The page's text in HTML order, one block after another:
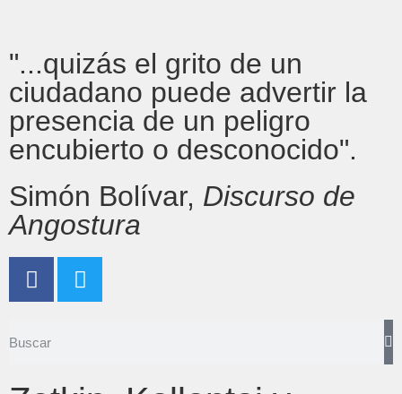
"...quizás el grito de un
ciudadano puede advertir la
presencia de un peligro
encubierto o desconocido".
Simón Bolívar, Discurso de
Angostura